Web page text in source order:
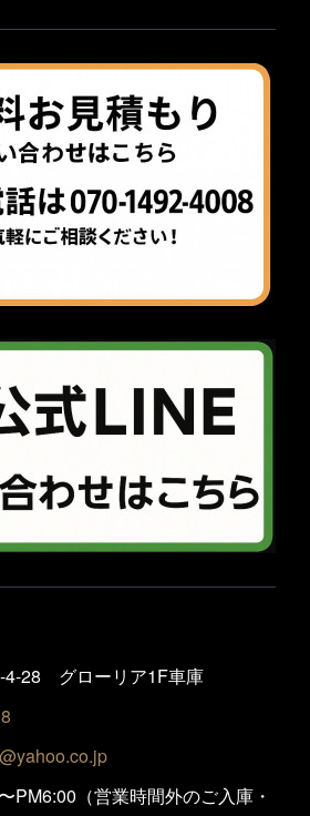
4-28 グローリア1F車庫
（営業時間外のご入庫・